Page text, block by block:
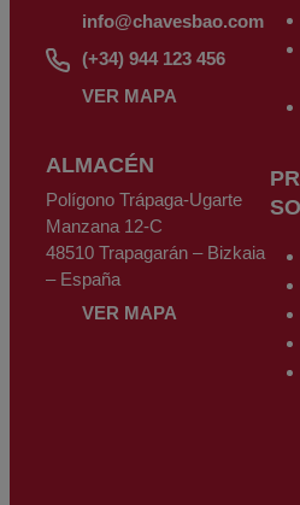
info@chavesbao.com
(+34) 944 123 456
VER MAPA
ALMACÉN
Polígono Trápaga-Ugarte
Manzana 12-C
48510 Trapagarán – Bizkaia
– España
VER MAPA